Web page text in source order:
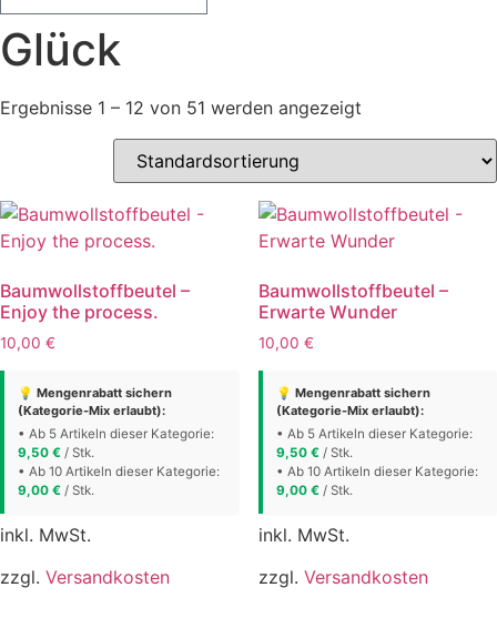
Glück
Ergebnisse 1 – 12 von 51 werden angezeigt
Baumwollstoffbeutel –
Enjoy the process.
10,00 €
💡 Mengenrabatt sichern
(Kategorie-Mix erlaubt):
• Ab 5 Artikeln dieser Kategorie:
9,50 € / Stk.
• Ab 10 Artikeln dieser Kategorie:
9,00 € / Stk.
inkl. MwSt.
zzgl. Versandkosten
Baumwollstoffbeutel –
Erwarte Wunder
10,00 €
💡 Mengenrabatt sichern
(Kategorie-Mix erlaubt):
• Ab 5 Artikeln dieser Kategorie:
9,50 €/ Stk.
• Ab 10 Artikeln dieser Kategorie:
9,00 €/ Stk.
inkl. MwSt.
zzgl. Versandkosten